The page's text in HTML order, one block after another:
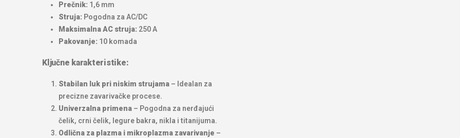
Prečnik: 1,6 mm
Struja: Pogodna za AC/DC
Maksimalna AC struja: 250 A
Pakovanje: 10 komada
Ključne karakteristike:
Stabilan luk pri niskim strujama – Idealan za
precizne zavarivačke procese.
Univerzalna primena – Pogodna za nerđajući
čelik, crni čelik, legure bakra, nikla i titanijuma.
Odlična za plazma i mikroplazma zavarivanje –